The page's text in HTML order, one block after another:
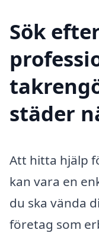
Sök
städer
Att hitta hjälp
kan vara en
du ska vända
företag som